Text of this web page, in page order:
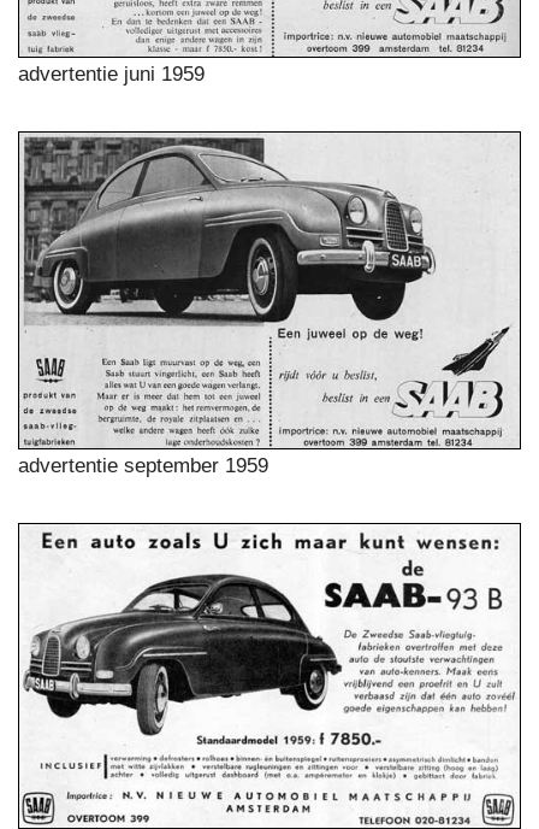
advertentie juni 1959
advertentie september 1959